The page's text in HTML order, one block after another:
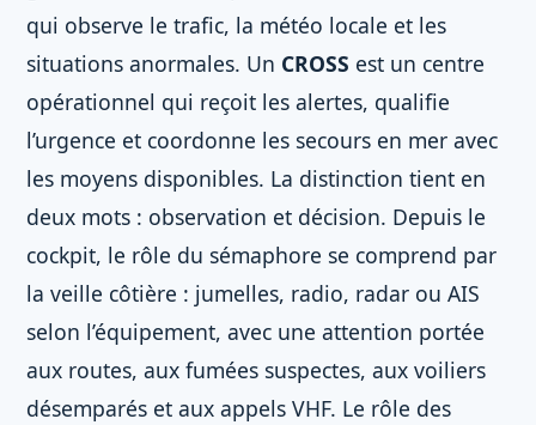
qui observe le trafic, la météo locale et les
situations anormales. Un CROSS est un centre
opérationnel qui reçoit les alertes, qualifie
l’urgence et coordonne les secours en mer avec
les moyens disponibles. La distinction tient en
deux mots : observation et décision. Depuis le
cockpit, le rôle du sémaphore se comprend par
la veille côtière : jumelles, radio, radar ou AIS
selon l’équipement, avec une attention portée
aux routes, aux fumées suspectes, aux voiliers
désemparés et aux appels VHF. Le rôle des